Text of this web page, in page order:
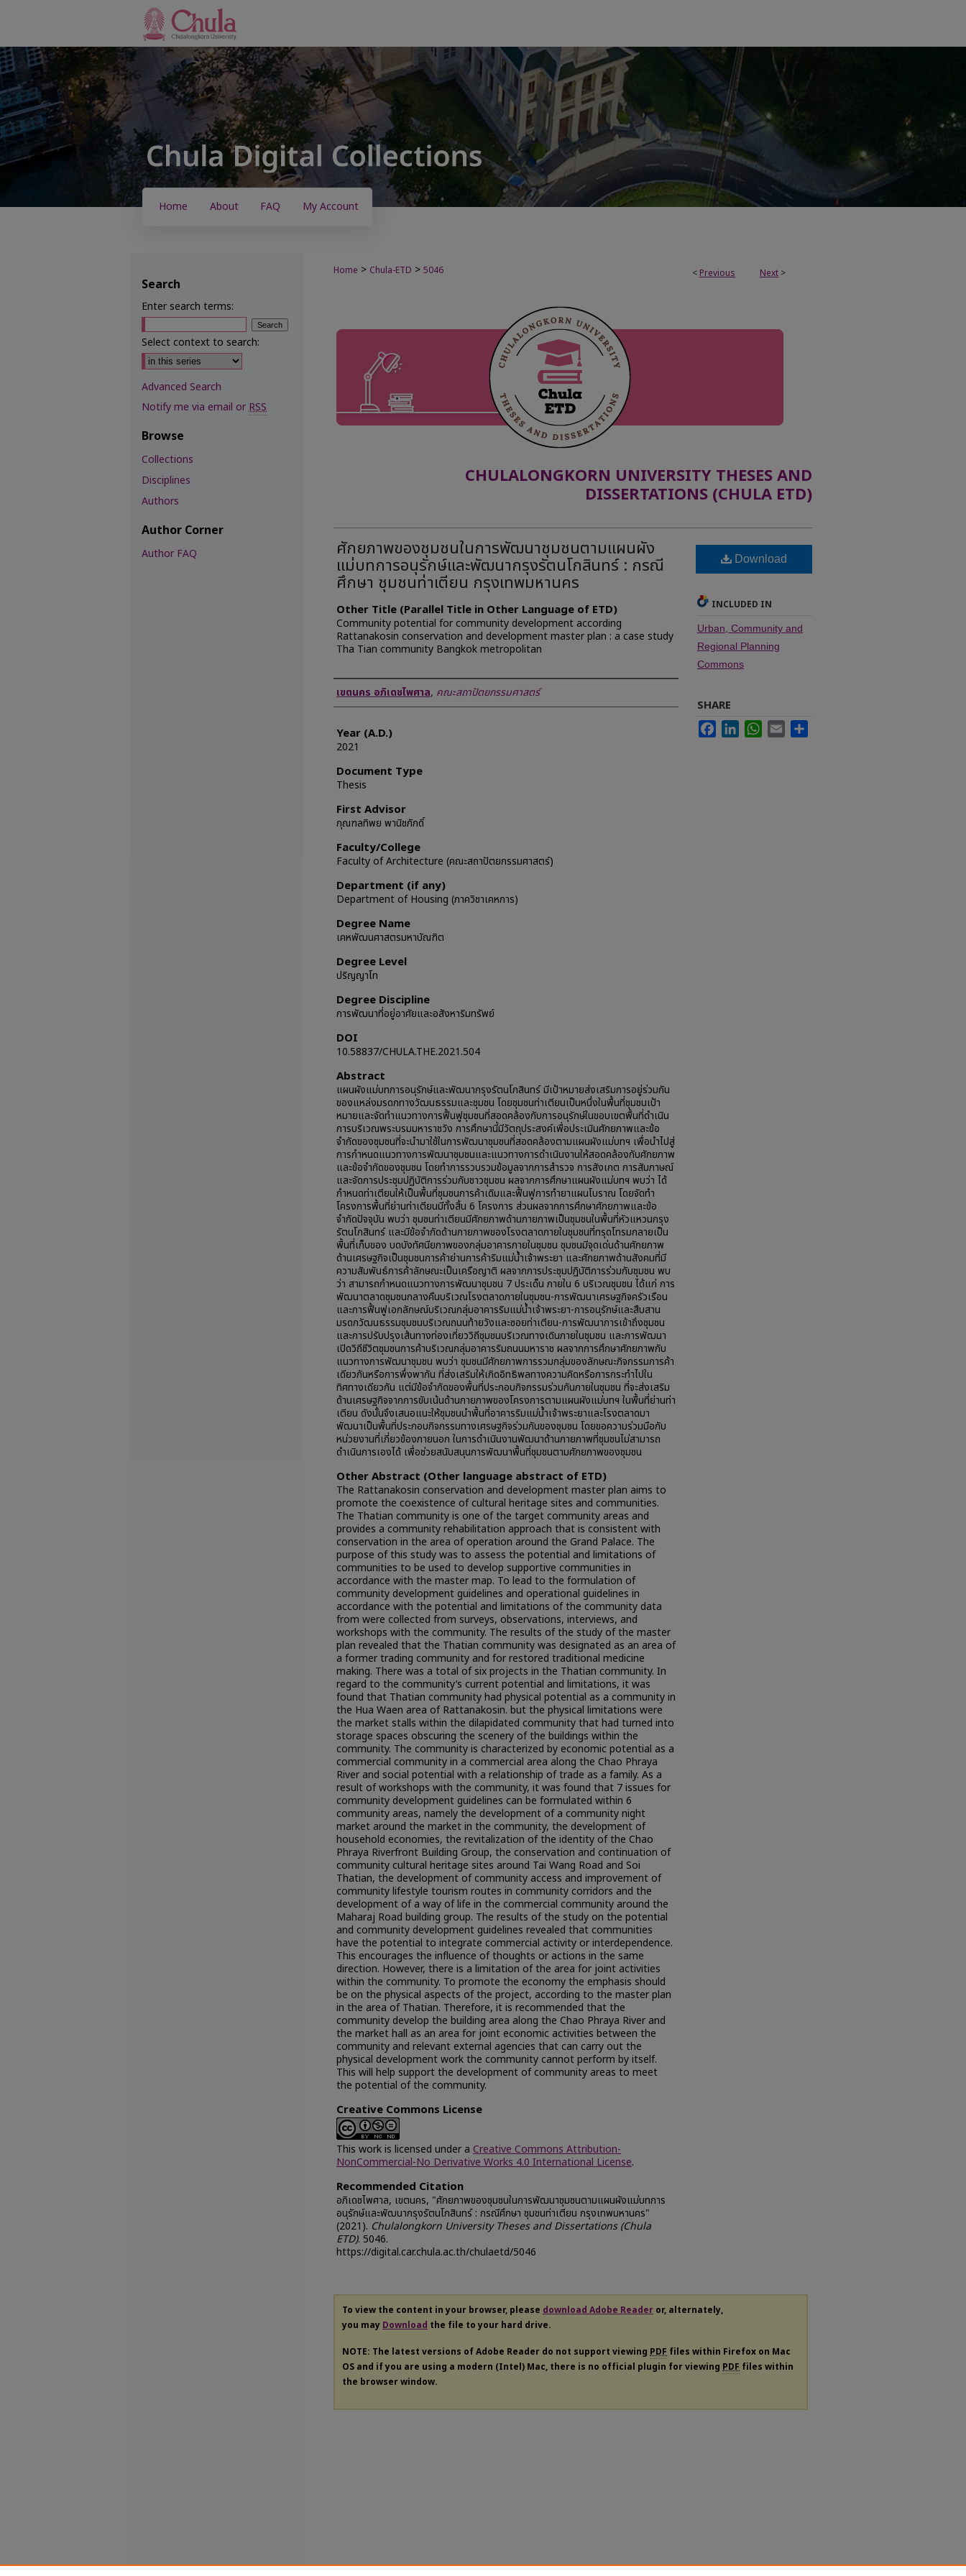
Home About FAQ My Account
< Previous Next >
Home > Chula-ETD > 5046
CHULALONGKORN UNIVERSITY THESES AND
DISSERTATIONS (CHULA ETD)
ศักยภาพของชุมชนในการพัฒนาชุมชนตามแผนผัง
แม่บทการอนุรักษ์และพัฒนากรุงรัตนโกสินทร์ : กรณี
ศึกษา ชุมชนท่าเตียน กรุงเทพมหานคร
Other Title (Parallel Title in Other Language of ETD)
Community potential for community development according
Rattanakosin conservation and development master plan : a case study
Tha Tian community Bangkok metropolitan
Author
เขตนคร อภิเดชไพศาล, คณะสถาปัตยกรรมศาสตร์
Year (A.D.)
2021
Document Type
Thesis
First Advisor
กุณฑลทิพย พานิชภักดิ์
Faculty/College
Faculty of Architecture (คณะสถาปัตยกรรมศาสตร์)
Department (if any)
Department of Housing (ภาควิชาเคหการ)
Degree Name
เคหพัฒนศาสตรมหาบัณฑิต
Degree Level
ปริญญาโท
Degree Discipline
การพัฒนาที่อยู่อาศัยและอสังหาริมทรัพย์
DOI
10.58837/CHULA.THE.2021.504
Abstract
แผนผังแม่บทการอนุรักษ์และพัฒนากรุงรัตนโกสินทร์ มีเป้าหมายส่งเสริมการอยู่ร่วมกัน
ของแหล่งมรดกทางวัฒนธรรมและชุมชน โดยชุมชนท่าเตียนเป็นหนึ่งในพื้นที่ชุมชนเป้า
หมายและจัดทำแนวทางการฟื้นฟูชุมชนที่สอดคล้องกับการอนุรักษ์ในขอบเขตพื้นที่ดำเนิน
การบริเวณพระบรมมหาราชวัง การศึกษานี้มีวัตถุประสงค์เพื่อประเมินศักยภาพและข้อ
จำกัดของชุมชนที่จะนำมาใช้ในการพัฒนาชุมชนที่สอดคล้องตามแผนผังแม่บทฯ เพื่อนำไปสู่
การกำหนดแนวทางการพัฒนาชุมชนและแนวทางการดำเนินงานให้สอดคล้องกับศักยภาพ
และข้อจำกัดของชุมชน โดยทำการรวบรวมข้อมูลจากการสำรวจ การสังเกต การสัมภาษณ์
และจัดการประชุมปฏิบัติการร่วมกับชาวชุมชน ผลจากการศึกษาแผนผังแม่บทฯ พบว่า ได้
กำหนดท่าเตียนให้เป็นพื้นที่ชุมชนการค้าเดิมและฟื้นฟูการทำยาแผนโบราณ โดยจัดทำ
โครงการพื้นที่ย่านท่าเตียนมีทั้งสิ้น 6 โครงการ ส่วนผลจากการศึกษาศักยภาพและข้อ
จำกัดปัจจุบัน พบว่า ชุมชนท่าเตียนมีศักยภาพด้านกายภาพเป็นชุมชนในพื้นที่หัวแหวนกรุง
รัตนโกสินทร์ และมีข้อจำกัดด้านกายภาพของโรงตลาดภายในชุมชนที่ทรุดโทรมกลายเป็น
พื้นที่เก็บของ บดบังทัศนียภาพของกลุ่มอาคารภายในชุมชน ชุมชนมีจุดเด่นด้านศักยภาพ
ด้านเศรษฐกิจเป็นชุมชนการค้าย่านการค้าริมแม่น้ำเจ้าพระยา และศักยภาพด้านสังคมที่มี
ความสัมพันธ์การค้าลักษณะเป็นเครือญาติ ผลจากการประชุมปฏิบัติการร่วมกับชุมชน พบ
ว่า สามารถกำหนดแนวทางการพัฒนาชุมชน 7 ประเด็น ภายใน 6 บริเวณชุมชน ได้แก่ การ
พัฒนาตลาดชุมชนกลางคืนบริเวณโรงตลาดภายในชุมชน-การพัฒนาเศรษฐกิจครัวเรือน
และการฟื้นฟูเอกลักษณ์บริเวณกลุ่มอาคารริมแม่น้ำเจ้าพระยา-การอนุรักษ์และสืบสาน
มรดกวัฒนธรรมชุมชนบริเวณถนนท้ายวังและซอยท่าเตียน-การพัฒนาการเข้าถึงชุมชน
และการปรับปรุงเส้นทางท่องเที่ยววิถีชุมชนบริเวณทางเดินภายในชุมชน และการพัฒนา
เปิดวิถีชีวิตชุมชนการค้าบริเวณกลุ่มอาคารริมถนนมหาราช ผลจากการศึกษาศักยภาพกับ
แนวทางการพัฒนาชุมชน พบว่า ชุมชนมีศักยภาพการรวมกลุ่มของลักษณะกิจกรรมการค้า
เดียวกันหรือการพึ่งพากัน ที่ส่งเสริมให้เกิดอิทธิพลทางความคิดหรือการกระทำไปใน
ทิศทางเดียวกัน แต่มีข้อจำกัดของพื้นที่ประกอบกิจกรรมร่วมกันภายในชุมชน ที่จะส่งเสริม
ด้านเศรษฐกิจจากการขับเน้นด้านกายภาพของโครงการตามแผนผังแม่บทฯ ในพื้นที่ย่านท่า
เตียน ดังนั้นจึงเสนอแนะให้ชุมชนนำพื้นที่อาคารริมแม่น้ำเจ้าพระยาและโรงตลาดมา
พัฒนาเป็นพื้นที่ประกอบกิจกรรมทางเศรษฐกิจร่วมกันของชุมชน โดยขอความร่วมมือกับ
หน่วยงานที่เกี่ยวข้องภายนอก ในการดำเนินงานพัฒนาด้านกายภาพที่ชุมชนไม่สามารถ
ดำเนินการเองได้ เพื่อช่วยสนับสนุนการพัฒนาพื้นที่ชุมชนตามศักยภาพของชุมชน
Other Abstract (Other language abstract of ETD)
The Rattanakosin conservation and development master plan aims to
promote the coexistence of cultural heritage sites and communities.
The Thatian community is one of the target community areas and
provides a community rehabilitation approach that is consistent with
conservation in the area of operation around the Grand Palace. The
purpose of this study was to assess the potential and limitations of
communities to be used to develop supportive communities in
accordance with the master map. To lead to the formulation of
community development guidelines and operational guidelines in
accordance with the potential and limitations of the community data
from were collected from surveys, observations, interviews, and
workshops with the community. The results of the study of the master
plan revealed that the Thatian community was designated as an area of
a former trading community and for restored traditional medicine
making. There was a total of six projects in the Thatian community. In
regard to the community’s current potential and limitations, it was
found that Thatian community had physical potential as a community in
the Hua Waen area of Rattanakosin. but the physical limitations were
the market stalls within the dilapidated community that had turned into
storage spaces obscuring the scenery of the buildings within the
community. The community is characterized by economic potential as a
commercial community in a commercial area along the Chao Phraya
River and social potential with a relationship of trade as a family. As a
result of workshops with the community, it was found that 7 issues for
community development guidelines can be formulated within 6
community areas, namely the development of a community night
market around the market in the community, the development of
household economies, the revitalization of the identity of the Chao
Phraya Riverfront Building Group, the conservation and continuation of
community cultural heritage sites around Tai Wang Road and Soi
Thatian, the development of community access and improvement of
community lifestyle tourism routes in community corridors and the
development of a way of life in the commercial community around the
Maharaj Road building group. The results of the study on the potential
and community development guidelines revealed that communities
have the potential to integrate commercial activity or interdependence.
This encourages the influence of thoughts or actions in the same
direction. However, there is a limitation of the area for joint activities
within the community. To promote the economy the emphasis should
be on the physical aspects of the project, according to the master plan
in the area of Thatian. Therefore, it is recommended that the
community develop the building area along the Chao Phraya River and
the market hall as an area for joint economic activities between the
community and relevant external agencies that can carry out the
physical development work the community cannot perform by itself.
This will help support the development of community areas to meet
the potential of the community.
Creative Commons License
This work is licensed under a Creative Commons Attribution-
NonCommercial-No Derivative Works 4.0 International License.
Recommended Citation
อภิเดชไพศาล, เขตนคร, "ศักยภาพของชุมชนในการพัฒนาชุมชนตามแผนผังแม่บทการ
อนุรักษ์และพัฒนากรุงรัตนโกสินทร์ : กรณีศึกษา ชุมชนท่าเตียน กรุงเทพมหานคร"
(2021). Chulalongkorn University Theses and Dissertations (Chula
ETD). 5046.
https://digital.car.chula.ac.th/chulaetd/5046
Download
INCLUDED IN
Urban, Community and
Regional Planning
Commons
SHARE
FacebookLinkedInWhatsApp
Email
To view the content in your browser, please download Adobe Reader or, alternately,
you may Download the file to your hard drive.
NOTE: The latest versions of Adobe Reader do not support viewing PDF files within Firefox on Mac
OS and if you are using a modern (Intel) Mac, there is no official plugin for viewing PDF files within
the browser window.
Search
Enter search terms:
Select context to search:
Advanced Search
Notify me via email orRSS
Browse
Collections
Disciplines
Authors
Author Corner
Author FAQ